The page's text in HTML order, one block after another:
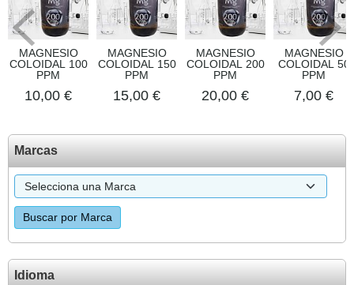
Marcas
Idioma
MAGNESIO
COLOIDAL 100
PPM
10,00 €
MAGNESIO
COLOIDAL 150
PPM
15,00 €
MAGNESIO
COLOIDAL 200
PPM
20,00 €
MAGNESIO
COLOIDAL 50
PPM
7,00 €